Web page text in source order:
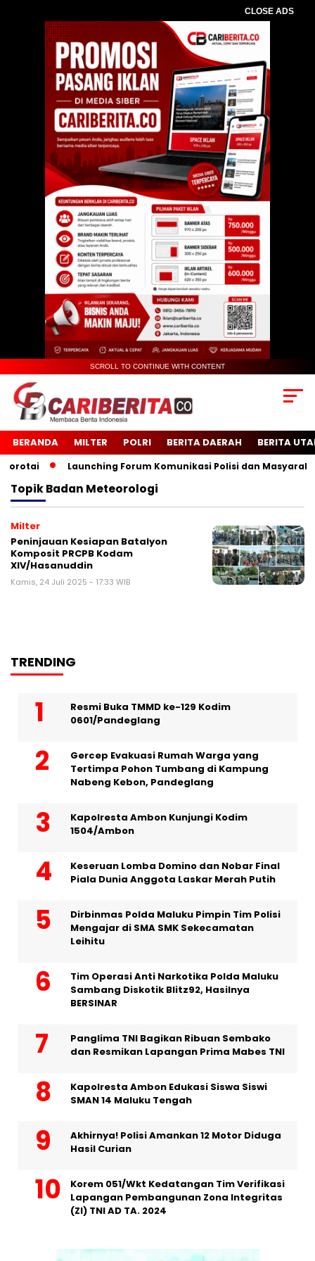
CLOSE ADS
SCROLL TO CONTINUE WITH CONTENT
BERANDA MILTER POLRI BERITA DAERAH BERITA
Launching Forum Komunikasi Polisi dan Masyarakat
TopikBadan Meteorologi
Milter
Peninjauan Kesiapan Batalyon
Komposit PRCPB Kodam
XIV/Hasanuddin
Kamis, 24 Juli 2025 - 17:33 WIB
TRENDING
Resmi Buka TMMD ke-129 Kodim
0601/Pandeglang
Gercep Evakuasi Rumah Warga yang
Tertimpa Pohon Tumbang di Kampung
Nabeng Kebon, Pandeglang
Kapolresta Ambon Kunjungi Kodim
1504/Ambon
Keseruan Lomba Domino dan Nobar Final
Piala Dunia Anggota Laskar Merah Putih
Dirbinmas Polda Maluku Pimpin Tim Polisi
Mengajar di SMA SMK Sekecamatan
Leihitu
Tim Operasi Anti Narkotika Polda Maluku
Sambang Diskotik Blitz92, Hasilnya
BERSINAR
Panglima TNI Bagikan Ribuan Sembako
dan Resmikan Lapangan Prima Mabes TNI
Kapolresta Ambon Edukasi Siswa Siswi
SMAN 14 Maluku Tengah
Akhirnya! Polisi Amankan 12 Motor Diduga
Hasil Curian
Korem 051/Wkt Kedatangan Tim Verifikasi
Lapangan Pembangunan Zona Integritas
(ZI) TNI AD TA. 2024